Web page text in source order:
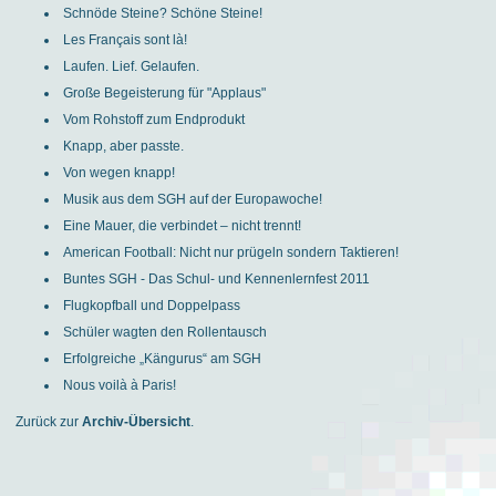
Schnöde Steine? Schöne Steine!
Les Français sont là!
Laufen. Lief. Gelaufen.
Große Begeisterung für "Applaus"
Vom Rohstoff zum Endprodukt
Knapp, aber passte.
Von wegen knapp!
Musik aus dem SGH auf der Europawoche!
Eine Mauer, die verbindet – nicht trennt!
American Football: Nicht nur prügeln sondern Taktieren!
Buntes SGH - Das Schul- und Kennenlernfest 2011
Flugkopfball und Doppelpass
Schüler wagten den Rollentausch
Erfolgreiche „Kängurus“ am SGH
Nous voilà à Paris!
Zurück zur Archiv-Übersicht.